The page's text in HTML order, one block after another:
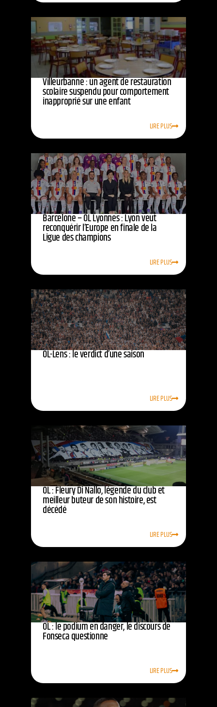
Villeurbanne : un agent de restauration
scolaire suspendu pour comportement
inapproprié sur une enfant
LIRE PLUS
Barcelone – OL Lyonnes : Lyon veut
reconquérir l’Europe en finale de la
Ligue des champions
LIRE PLUS
OL-Lens : le verdict d’une saison
LIRE PLUS
OL : Fleury Di Nallo, légende du club et
meilleur buteur de son histoire, est
décédé
LIRE PLUS
OL : le podium en danger, le discours de
Fonseca questionne
LIRE PLUS